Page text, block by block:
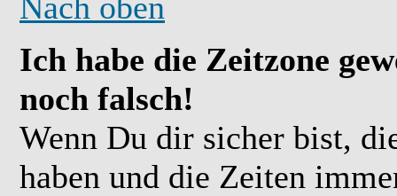
Ich habe die Zeitzone
noch falsch!
Wenn Du dir sicher bist,
haben und die Zeiten